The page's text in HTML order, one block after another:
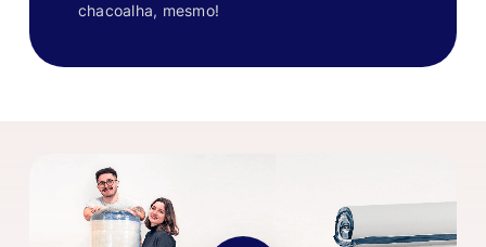
chacoalha, mesmo!
Play Video